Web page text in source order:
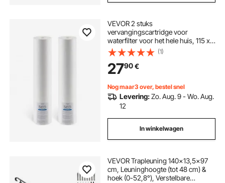
VEVOR 2 stuks
vervangingscartridge voor
waterfilter voor het hele huis, 115 x
507 mm polypropyleen
sedimentfilter voor 3-traps
waterfiltratiesysteem, vermindert
chloor, slechte smaak en geur.
(1)
2790€
Nog maar3 over, bestel snel
Levering:Zo. Aug. 9 - Wo. Aug.
12
In winkelwagen
VEVOR Trapleuning 140x13,5x97
cm, Leuninghoogte (tot 48 cm) &
hoek (0-52,8°), Verstelbare